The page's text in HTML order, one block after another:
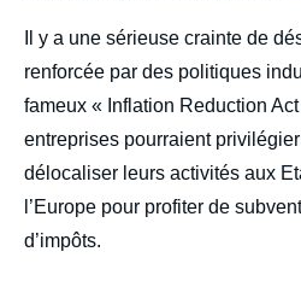
Il y a une sérieuse crainte de
renforcée par des politiques
fameux « Inflation Reduction
entreprises pourraient
délocaliser leurs activités aux
l’Europe pour profiter de
d’impôts.